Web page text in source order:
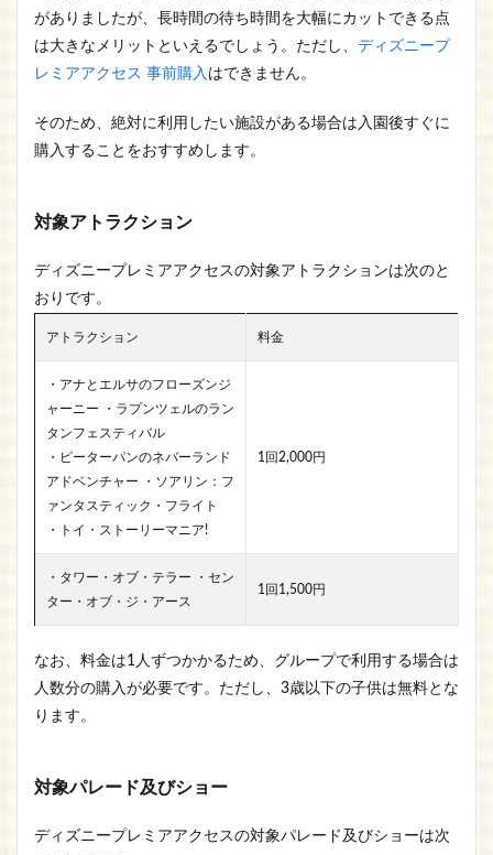
がありましたが、長時間の待ち時間を大幅にカットできる点
は大きなメリットといえるでしょう。ただし、 ディズニープ
レミアアクセス 事前購入 はできません。
そのため、絶対に利用したい施設がある場合は入園後すぐに
購入することをおすすめします。
対象アトラクション
ディズニープレミアアクセスの対象アトラクションは次のと
おりです。
アトラクション 料金
・アナとエルサのフローズンジ
ャーニー ・ラプンツェルのラン
タンフェスティバル
・ピーターパンのネバーランド
アドベンチャー ・ソアリン：フ
ァンタスティック・フライト
・トイ・ストーリーマニア!
1回2,000円
・タワー・オブ・テラー ・セン
ター・オブ・ジ・アース
1回1,500円
なお、料金は1人ずつかかるため、グループで利用する場合は
人数分の購入が必要です。ただし、3歳以下の子供は無料とな
ります。
対象パレード及びショー
ディズニープレミアアクセスの対象パレード及びショーは次